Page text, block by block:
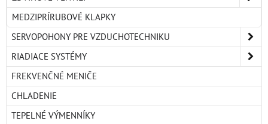
MEDZIPRÍRUBOVÉ KLAPKY
SERVOPOHONY PRE VZDUCHOTECHNIKU
RIADIACE SYSTÉMY
FREKVENČNÉ MENIČE
CHLADENIE
TEPELNÉ VÝMENNÍKY